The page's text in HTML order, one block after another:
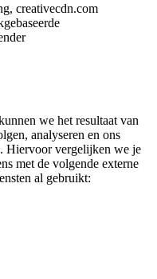
creativecdn.com
we het resultaat van
analyseren en ons
Hiervoor vergelijken we je
met de volgende externe
al gebruikt: